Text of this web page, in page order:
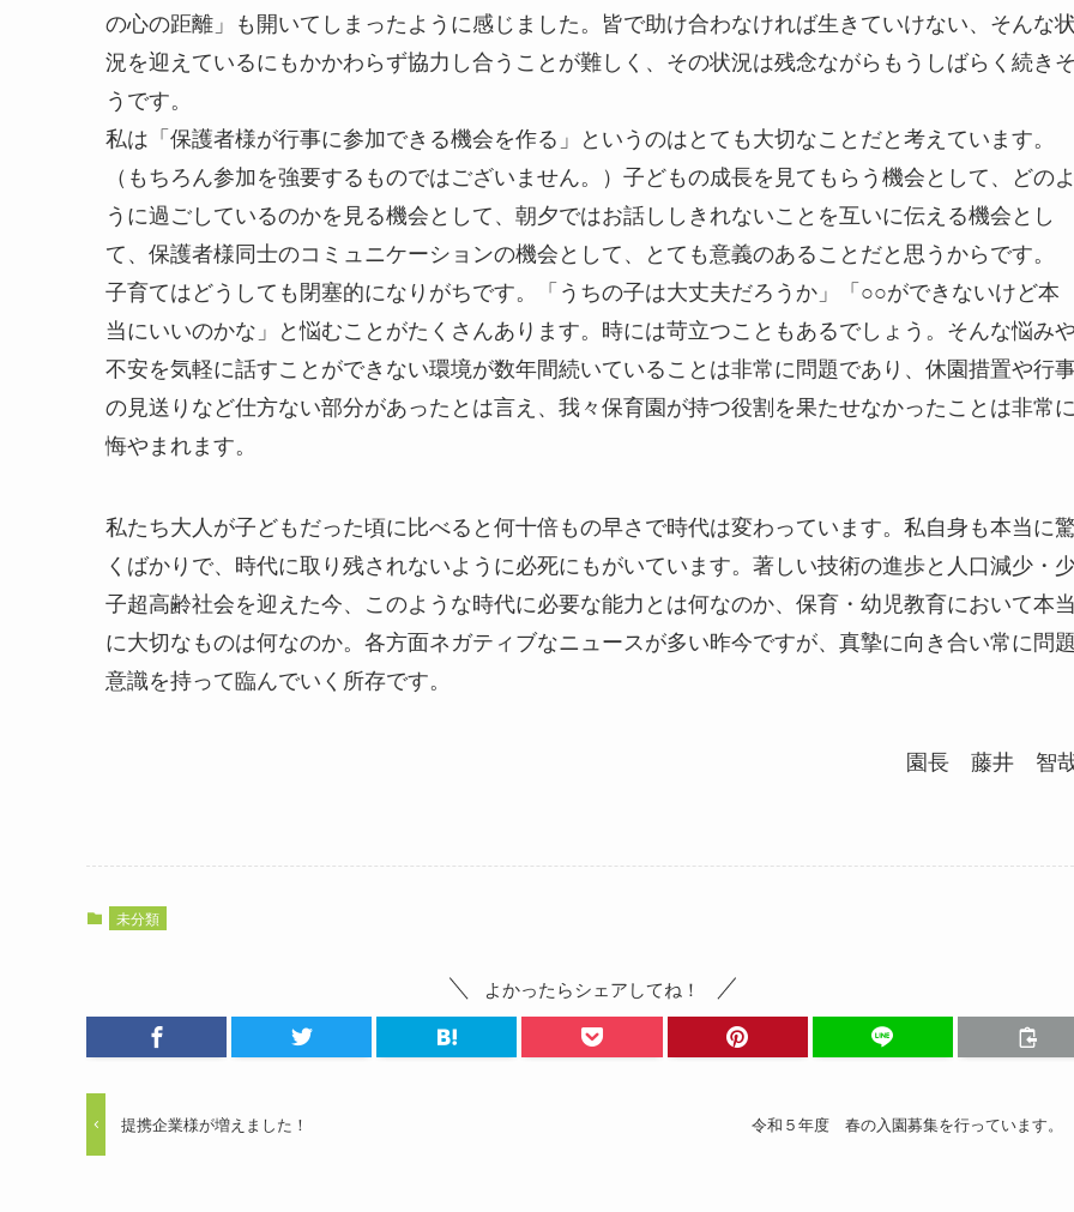
の心の距離」も開いてしまったように感じました。皆で助け合わなければ生きていけない、そんな状
況を迎えているにもかかわらず協力し合うことが難しく、その状況は残念ながらもうしばらく続きそ
うです。
私は「保護者様が行事に参加できる機会を作る」というのはとても大切なことだと考えています。
（もちろん参加を強要するものではございません。）子どもの成長を見てもらう機会として、どのよ
うに過ごしているのかを見る機会として、朝夕ではお話ししきれないことを互いに伝える機会とし
て、保護者様同士のコミュニケーションの機会として、とても意義のあることだと思うからです。
子育てはどうしても閉塞的になりがちです。「うちの子は大丈夫だろうか」「○○ができないけど本
当にいいのかな」と悩むことがたくさんあります。時には苛立つこともあるでしょう。そんな悩みや
不安を気軽に話すことができない環境が数年間続いていることは非常に問題であり、休園措置や行
の見送りなど仕方ない部分があったとは言え、我々保育園が持つ役割を果たせなかったことは非常に
悔やまれます。
私たち大人が子どもだった頃に比べると何十倍もの早さで時代は変わっています。私自身も本当に
くばかりで、時代に取り残されないように必死にもがいています。著しい技術の進歩と人口減少・
子超高齢社会を迎えた今、このような時代に必要な能力とは何なのか、保育・幼児教育において本当
に大切なものは何なのか。各方面ネガティブなニュースが多い昨今ですが、真摯に向き合い常に問題
意識を持って臨んでいく所存です。
園長 藤井 智
未分類
よかったらシェアしてね！
提携企業様が増えました！ 令和５年度 春の入園募集を行っています。